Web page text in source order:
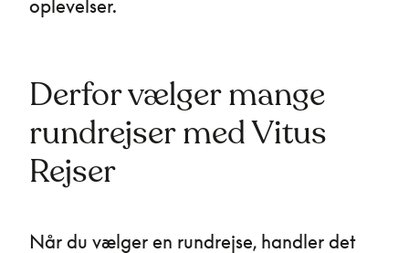
oplevelser.
Derfor vælger mange
rundrejser med Vitus
Rejser
Når du vælger en rundrejse, handler det